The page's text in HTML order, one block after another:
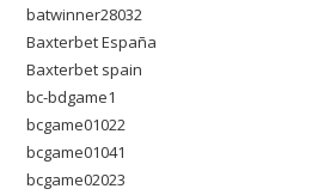
batwinner28032
Baxterbet España
Baxterbet spain
bc-bdgame1
bcgame01022
bcgame01041
bcgame02023